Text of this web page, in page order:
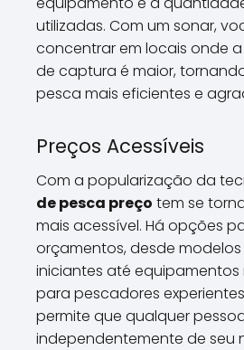
utilizadas. Com um sonar,
concentrar em locais onde
de captura é maior,
pesca mais eficientes e
Preços Acessíveis
Com a popularização da
de pesca preço tem se
mais acessível. Há opções
orçamentos, desde
iniciantes até
para pescadores
permite que qualquer
independentemente de seu